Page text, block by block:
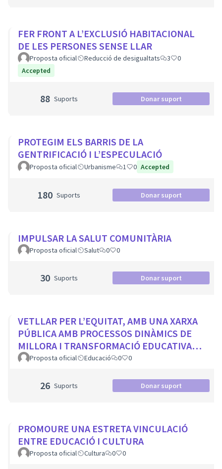
FER FRONT A L’EXCLUSIÓ HABITACIONAL
DE LES PERSONES SENSE LLAR
Proposta oficial Reducció de desigualtats 3
0
Accepted
88 Suports Donar suport
PROTEGIM ELS BARRIS DE LA
GENTRIFICACIÓ I L’ESPECULACIÓ
Proposta oficial Urbanisme 1 0 Accepted
180 Suports Donar suport
IMPULSAR LA SALUT COMUNITÀRIA
Proposta oficial Salut 0 0
30 Suports Donar suport
VETLLAR PER L’EQUITAT, AMB UNA XARXA
PÚBLICA AMB PROCESSOS DINÀMICS DE
MILLORA I TRANSFORMACIÓ EDUCATIVA
PER A TOTS ELS CENTRES DE LA CIUTAT
Proposta oficial Educació 0 0
26 Suports Donar suport
PROMOURE UNA ESTRETA VINCULACIÓ
ENTRE EDUCACIÓ I CULTURA
Proposta oficial Cultura 0 0